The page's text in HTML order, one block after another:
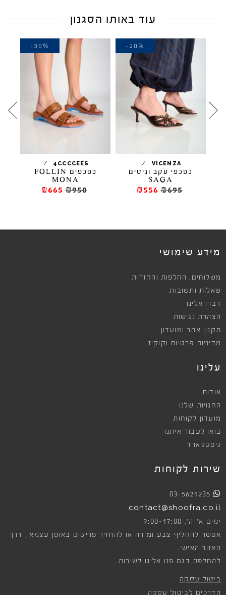
עוד באותו הסגנון
VICENZA
/
כפכפי עקב וניטים
SAGA
₪695
₪556
-20%
4CCCCEES
/
כפכפים FOLLIN
MONA
₪950
₪665
-30%
מידע שימושי
משלוחים , החלפות והחזרות
שאלות ותשובות
דברו אלינו
הצהרת נגישות
תקנון אתר ומועדון
מדיניות פרטיות וקוקיז
עלינו
אודות
החנויות שלנו
מועדון לקוחות
בואו לעבוד איתנו
גיפטקארד
שירות לקוחות
03-5621235
contact@shoofra.co.il
ימים א׳-ה׳, 9:00-17:00
אפשר להחליף צבע ומידה או להחזיר פריטים באופן עצמאי, דרך
האזור האישי.
להחלפת דגם פנו אלינו לשירות.
ביטול עסקה
הדרכים לביטול עסקה